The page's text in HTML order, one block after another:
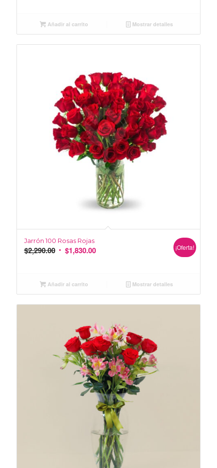
Añadir al carrito Mostrar detalles
Jarrón 100 Rosas Rojas
$2,290.00 $1,830.00 ¡Oferta!
Añadir al carrito Mostrar detalles